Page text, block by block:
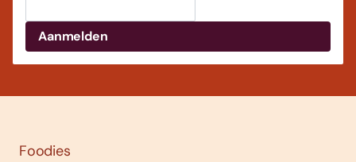
Foodies